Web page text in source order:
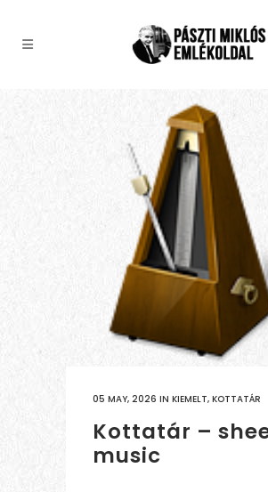
05 MAY, 2026 IN KIEMELT, KOTTATÁR
Kottatár –
music